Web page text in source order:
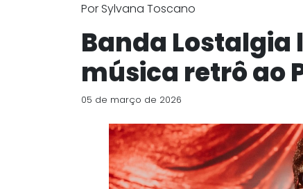
Por Sylvana Toscano
Banda Lostalgia
música retrô ao
05 de março de 2026